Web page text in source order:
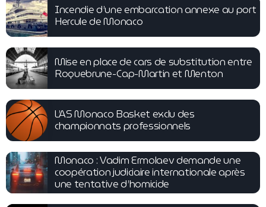
Incendie d’une embarcation annexe au port
Hercule de Monaco
Mise en place de cars de substitution entre
Roquebrune-Cap-Martin et Menton
L’AS Monaco Basket exclu des
championnats professionnels
Monaco : Vadim Ermolaev demande une
coopération judiciaire internationale après
une tentative d’homicide